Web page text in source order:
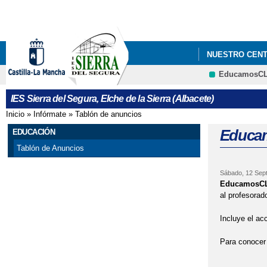
NUESTRO
IES Sierra del Segura, Elche de la Sierra (Albacete)
Se encuentra usted aquí
Inicio » Infórmate » Tablón de anuncios
EDUCACIÓN
Tablón de Anuncios
Sábado, 12
al
Incluye el
Para